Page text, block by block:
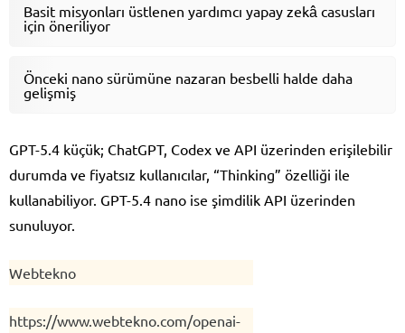
Basit misyonları üstlenen yardımcı yapay zekâ casusları
için öneriliyor
Önceki nano sürümüne nazaran besbelli halde daha
gelişmiş
GPT-5.4 küçük; ChatGPT, Codex ve API üzerinden erişilebilir
durumda ve fiyatsız kullanıcılar, “Thinking” özelliği ile
kullanabiliyor. GPT-5.4 nano ise şimdilik API üzerinden
sunuluyor.
Webtekno
https://www.webtekno.com/openai-